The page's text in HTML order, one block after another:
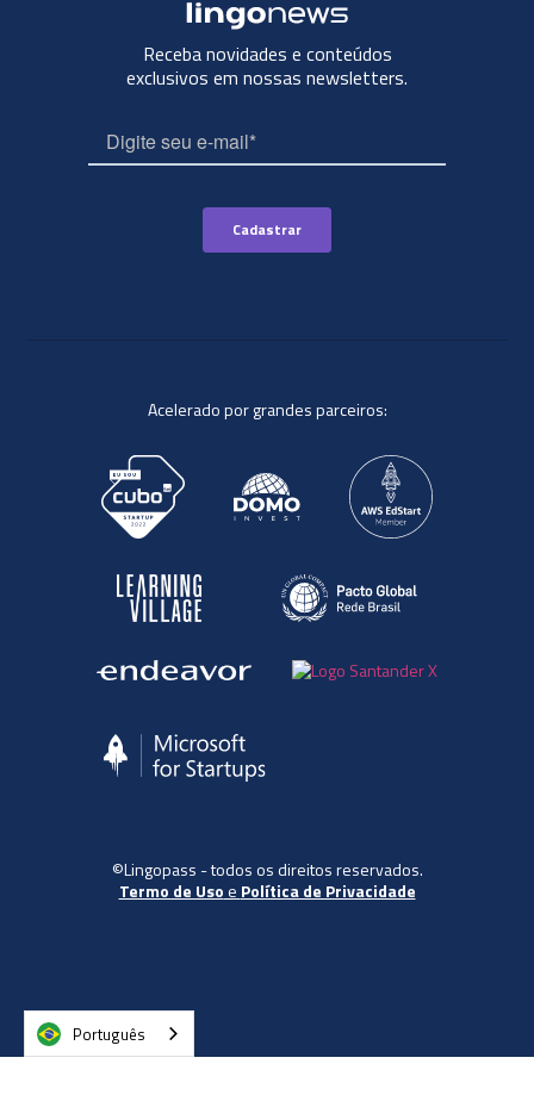
Receba novidades e conteúdos
exclusivos em nossas newsletters.
Acelerado por grandes parceiros:
©Lingopass - todos os direitos reservados.
Termo de Uso e Política de Privacidade
Português